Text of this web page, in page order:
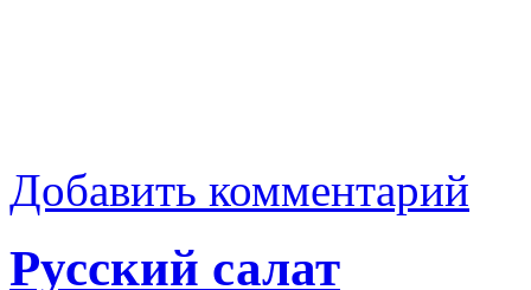
Добавить комментарий
Русский салат